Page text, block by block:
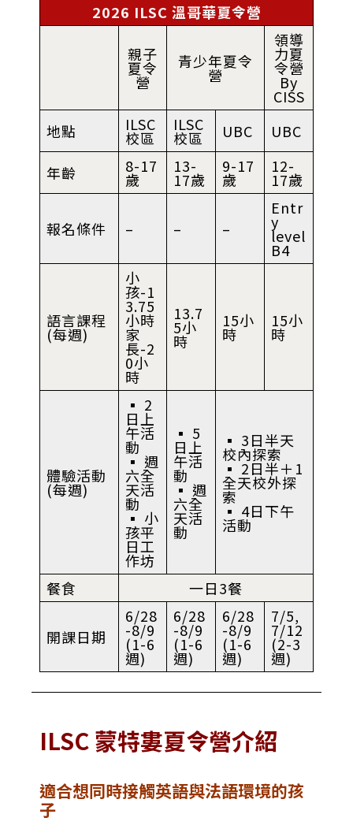
2026 ILSC 溫哥華夏令營
親子
夏令
營
青少年夏令
營
領導
力夏
令營
By
CISS
地點
ILSC
校區
ILSC
校區 UBC UBC
年齡 8-17
歲
13-
17歲
9-17
歲
12-
17歲
報名條件 – – –
Entr
y
level
B4
語言課程
(每週)
小
孩-1
3.75
小時
家
長-2
0小
時
13.7
5小
時
15小
時
15小
時
體驗活動
(每週)
▪︎ 2
日上
午活
動
▪︎ 週
六全
天活
動
▪︎ 小
孩平
日工
作坊
▪︎ 5
日上
午活
動
▪︎ 週
六全
天活
動
▪︎ 3日半天
校內探索
▪︎ 2日半＋1
全天校外探
索
▪︎ 4日下午
活動
餐食 一日3餐
開課日期
6/28
-8/9
(1-6
週)
6/28
-8/9
(1-6
週)
6/28
-8/9
(1-6
週)
7/5,
7/12
(2-3
週)
ILSC蒙特婁夏令營介紹
適合想同時接觸英語與法語環境的孩
子